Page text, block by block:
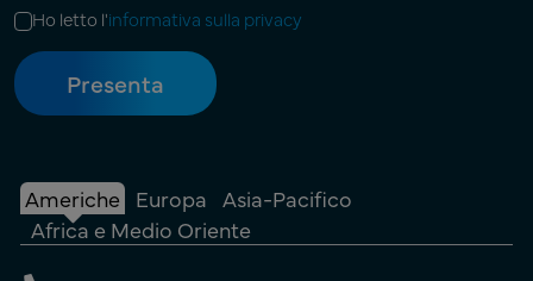
Ho letto l'informativa sulla privacy
Americhe Europa Asia-Pacifico
Africa e Medio Oriente